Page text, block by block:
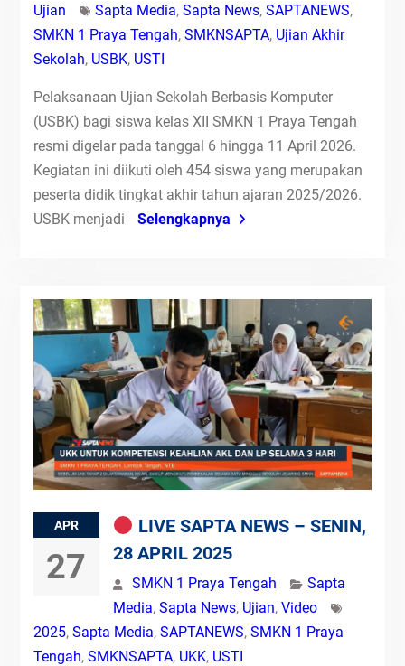
Ujian
Sapta Media, Sapta News, SAPTANEWS,
SMKN 1 Praya Tengah, SMKNSAPTA, Ujian Akhir
Sekolah, USBK, USTI
Pelaksanaan Ujian Sekolah Berbasis Komputer
(USBK) bagi siswa kelas XII SMKN 1 Praya Tengah
resmi digelar pada tanggal 6 hingga 11 April 2026.
Kegiatan ini diikuti oleh 454 siswa yang merupakan
peserta didik tingkat akhir tahun ajaran 2025/2026.
USBK menjadi
Selengkapnya
APR
27
LIVE SAPTA NEWS – SENIN,
28 APRIL 2025
SMKN 1 Praya Tengah
Sapta
Media, Sapta News, Ujian, Video
2025, Sapta Media, SAPTANEWS, SMKN 1 Praya
Tengah, SMKNSAPTA, UKK, USTI